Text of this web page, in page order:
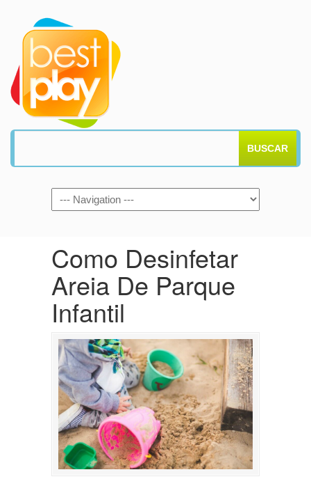
BUSCAR
Como Desinfetar
Areia De Parque
Infantil